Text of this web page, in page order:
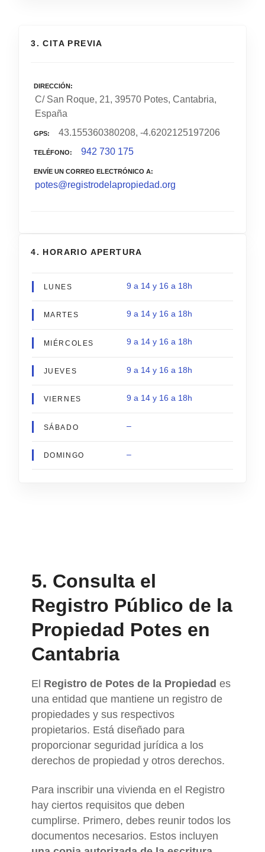
3. CITA PREVIA
DIRECCIÓN
C/ San Roque, 21, 39570 Potes, Cantabria,
España
GPS 43.155360380208, -4.6202125197206
TELÉFONO 942 730 175
ENVÍE UN CORREO ELECTRÓNICO A
potes@registrodelapropiedad.org
4. HORARIO APERTURA
LUNES 9 a 14 y 16 a 18h
MARTES 9 a 14 y 16 a 18h
MIÉRCOLES 9 a 14 y 16 a 18h
JUEVES 9 a 14 y 16 a 18h
VIERNES 9 a 14 y 16 a 18h
SÁBADO –
DOMINGO –
5. Consulta el
Registro Público de la
Propiedad Potes en
Cantabria
El Registro de Potes de la Propiedad es
una entidad que mantiene un registro de
propiedades y sus respectivos
propietarios. Está diseñado para
proporcionar seguridad jurídica a los
derechos de propiedad y otros derechos.
Para inscribir una vivienda en el Registro
hay ciertos requisitos que deben
cumplirse. Primero, debes reunir todos los
documentos necesarios. Estos incluyen